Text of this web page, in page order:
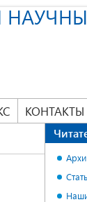
КОНТАКТЫ